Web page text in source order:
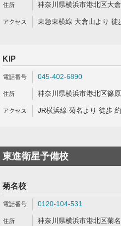
神奈川県横浜市港北区大
東急東横線 大倉山より 徒
KIP
045-402-6890
神奈川県横浜市港北区篠
JR横浜線 菊名より 徒歩
東進衛星予備校
菊名校
0120-104-531
神奈川県横浜市港北区菊